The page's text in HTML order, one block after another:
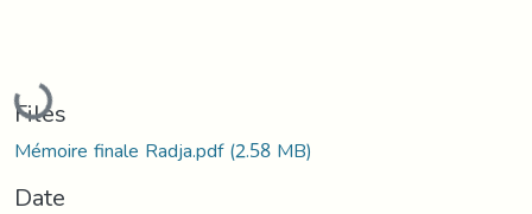
Loading...
Files
Mémoire finale Radja.pdf(2.58 MB)
Date